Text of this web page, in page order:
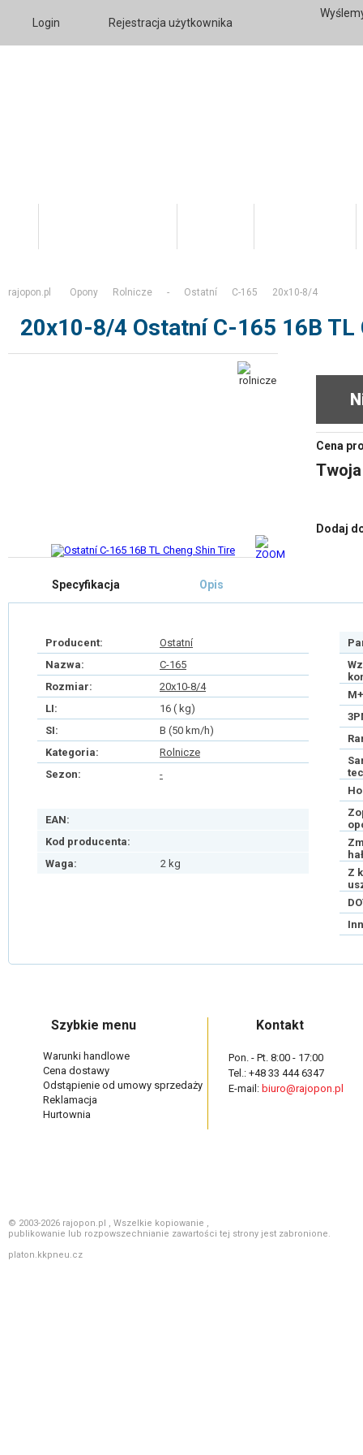
Login Rejestracja użytkownika
rajopon.pl Opony Rolnicze - Ostatní C-165 20x10-8/4
20x10-8/4 Ostatní C-165 16B TL
Cena
Dodaj
Specyfikacja Opis
Producent:
Ostatní
Nazwa:
C-165
Rozmiar:
20x10-8/4
LI:
16 ( kg)
SI:
B (50 km/h)
Kategoria:
Rolnicze
Sezon:
-
EAN:
Kod producenta:
Waga:
2 kg
Z
Szybkie menu
Warunki handlowe
Cena dostawy
Odstąpienie od umowy sprzedaży
Reklamacja
Hurtownia
Kontakt
Pon. - Pt. 8:00 - 17:00
Tel.: +48 33 444 6347
E-mail: biuro@rajopon.pl
© 2003-2026 rajopon.pl , Wszelkie kopiowanie ,
publikowanie lub rozpowszechnianie zawartości tej strony jest zabronione.
platon.kkpneu.cz